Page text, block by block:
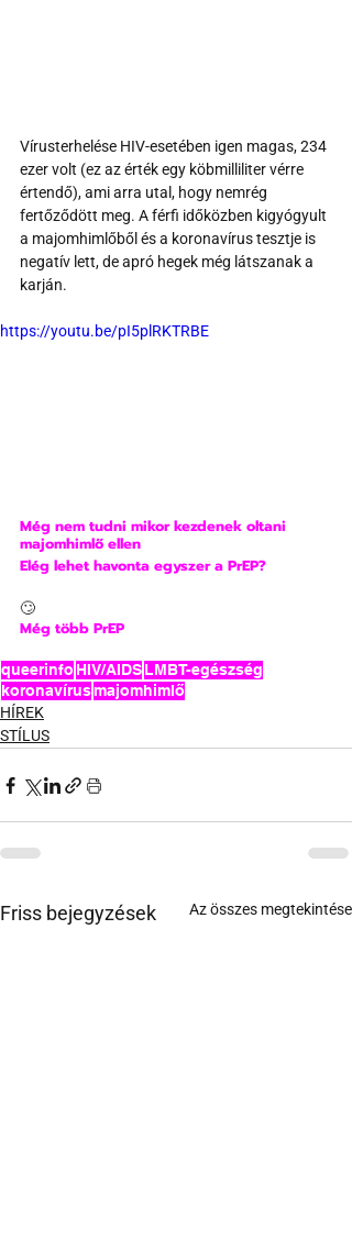
Vírusterhelése HIV-esetében igen magas, 234
ezer volt (ez az érték egy köbmilliliter vérre
értendő), ami arra utal, hogy nemrég
fertőződött meg. A férfi időközben kigyógyult
a majomhimlőből és a koronavírus tesztje is
negatív lett, de apró hegek még látszanak a
karján.
https://youtu.be/pI5plRKTRBE
Még nem tudni mikor kezdenek oltani
majomhimlő ellen
Elég lehet havonta egyszer a PrEP?
🙄
Még több PrEP
queerinfo HIV/AIDSLMBT-egészség
koronavírusmajomhimlő
HÍREK
STÍLUS
Friss bejegyzések Az összes megtekintése